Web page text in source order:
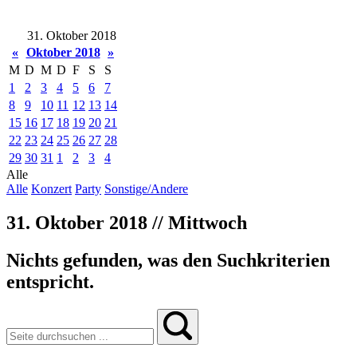
31. Oktober 2018
« Oktober 2018 »
M D M D F S
S
1
2 3 4 5 6
7
8
9 10 11 12 13 14
15 16 17 18 19 20 21
22 23 24 25 26 27 28
29 30 31 1 2 3
4
Alle
Alle Konzert Party Sonstige/Andere
31. Oktober 2018 // Mittwoch
Nichts gefunden, was den Suchkriterien
entspricht.